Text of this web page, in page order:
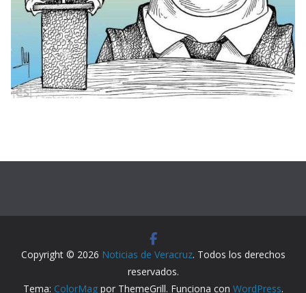
Copyright © 2026 Noticias de Veracruz. Todos los derechos
reservados.
Tema: ColorMagpor ThemeGrill. Funciona con WordPress.